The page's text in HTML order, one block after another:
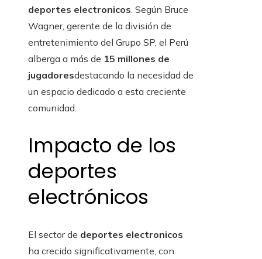
deportes electronicos . Según Bruce
Wagner, gerente de la división de
entretenimiento del Grupo SP, el Perú
alberga a más de 15 millones de
jugadoresdestacando la necesidad de
un espacio dedicado a esta creciente
comunidad.
Impacto de los
deportes
electrónicos
El sector de deportes electronicos
ha crecido significativamente, con